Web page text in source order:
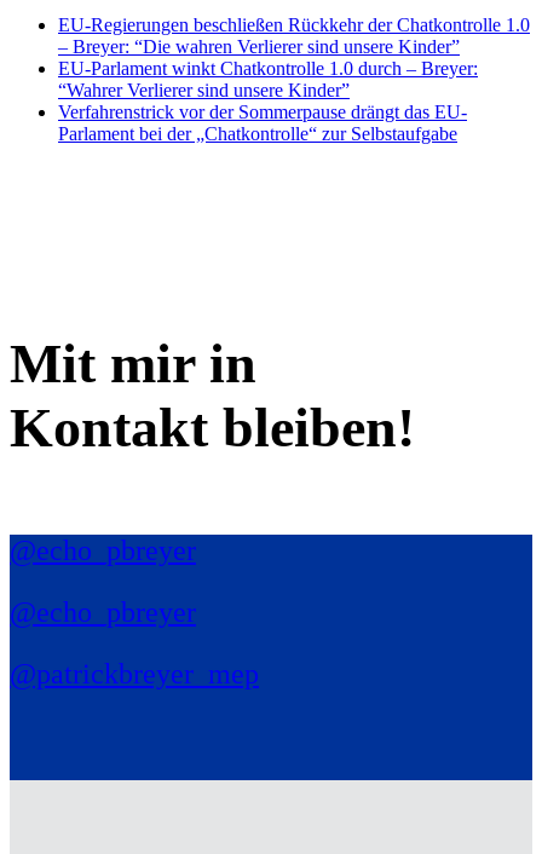
EU-Regierungen beschließen Rückkehr der Chatkontrolle 1.0
– Breyer: “Die wahren Verlierer sind unsere Kinder”
EU-Parlament winkt Chatkontrolle 1.0 durch – Breyer:
“Wahrer Verlierer sind unsere Kinder”
Verfahrenstrick vor der Sommerpause drängt das EU-
Parlament bei der „Chatkontrolle“ zur Selbstaufgabe
Mit mir in
Kontakt bleiben!
@echo_pbreyer
@echo_pbreyer
@patrickbreyer_mep